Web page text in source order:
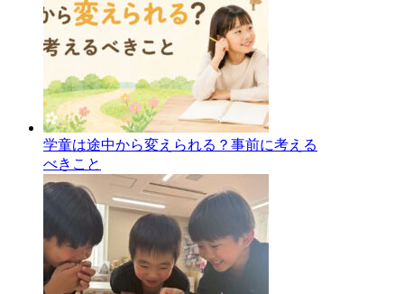
学童は途中から変えられる？事前に考える
べきこと